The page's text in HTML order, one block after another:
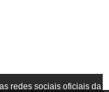
redes sociais oficiais da